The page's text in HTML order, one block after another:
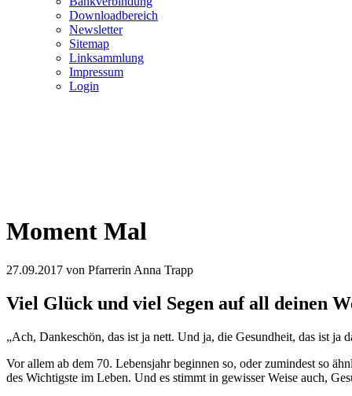
Downloadbereich
Newsletter
Sitemap
Linksammlung
Impressum
Login
Moment Mal
27.09.2017 von Pfarrerin Anna Trapp
Viel Glück und viel Segen auf all deinen
„Ach, Dankeschön, das ist ja nett. Und ja, die Gesundheit, das ist ja
Vor allem ab dem 70. Lebensjahr beginnen so, oder zumindest so
des Wichtigste im Leben. Und es stimmt in gewisser Weise auch,